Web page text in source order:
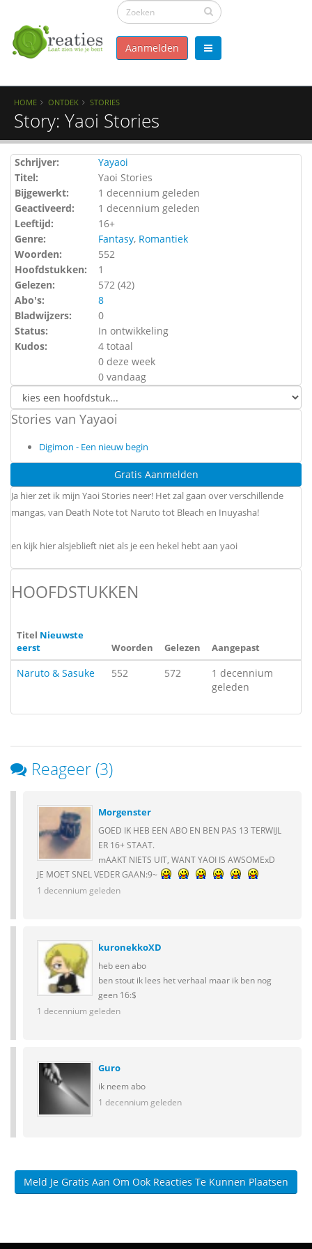
Aanmelden
HOME ONTDEK STORIES
Story: Yaoi Stories
Schrijver:
Yayaoi
Titel:
Yaoi Stories
Bijgewerkt:
1 decennium geleden
Geactiveerd:
1 decennium geleden
Leeftijd:
16+
Genre:
Fantasy, Romantiek
Woorden:
552
Hoofdstukken:
1
Gelezen:
572 (42)
Abo's:
8
Bladwijzers:
0
Status:
In ontwikkeling
Kudos:
4 totaal
0 deze week
0 vandaag
Stories van Yayaoi
Digimon - Een nieuw begin
Gratis Aanmelden
Ja hier zet ik mijn Yaoi Stories neer! Het zal gaan over verschillende
mangas, van Death Note tot Naruto tot Bleach en Inuyasha!
en kijk hier alsjeblieft niet als je een hekel hebt aan yaoi
HOOFDSTUKKEN
Titel Nieuwste
eerst
Woorden Gelezen Aangepast
Naruto & Sasuke 552 572
1 decennium
geleden
Reageer (3)
Morgenster
GOED IK HEB EEN ABO EN BEN PAS 13 TERWIJL
ER 16+ STAAT.
mAAKT NIETS UIT, WANT YAOI IS AWSOMExD
JE MOET SNEL VEDER GAAN:9~
1 decennium geleden
kuronekkoXD
heb een abo
ben stout ik lees het verhaal maar ik ben nog
geen 16:$
1 decennium geleden
Guro
ik neem abo
1 decennium geleden
Meld Je Gratis Aan Om Ook Reacties Te Kunnen Plaatsen